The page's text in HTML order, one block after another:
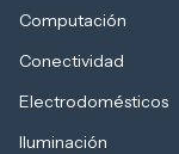
Computación
Conectividad
Electrodomésticos
Iluminación